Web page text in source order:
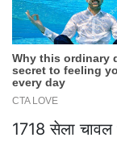
1718 सेला